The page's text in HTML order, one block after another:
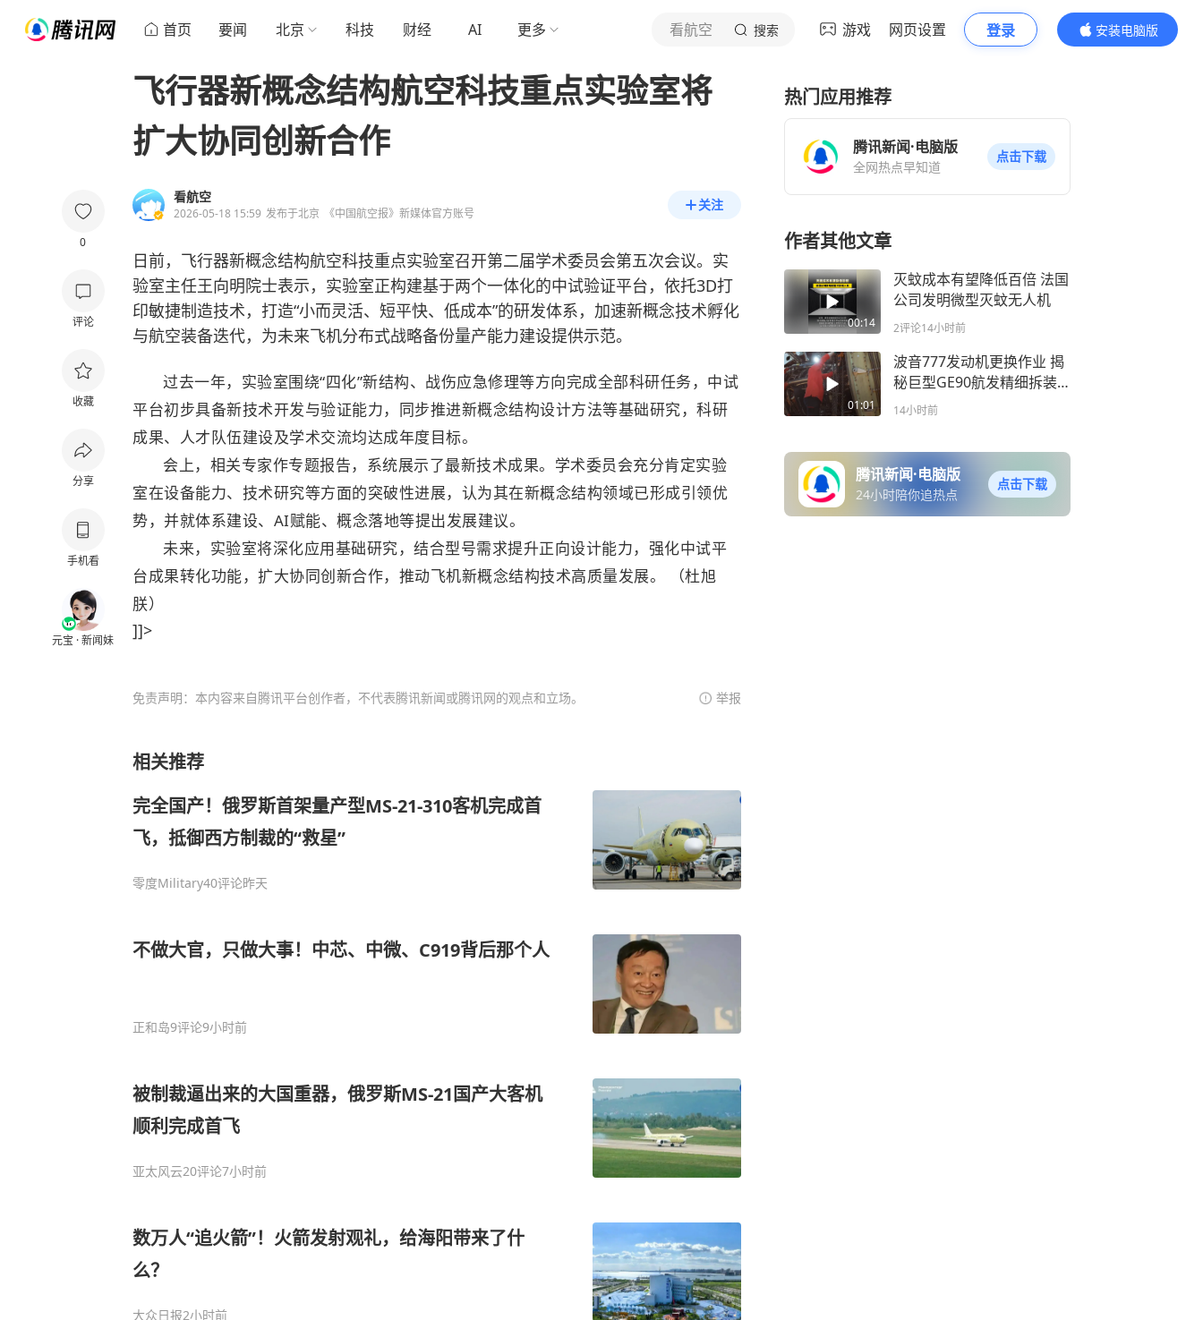
首页 要闻 北京 科技 财经 AI 更多 看航空 搜索 游戏 网页设置 登录
安装电脑版
内容更精彩
0
评论
收藏
分享
手机看
元宝 · 新闻妹
飞行器新概念结构航空科技重点实验室将
扩大协同创新合作
看航空
2026-05-18 15:59 发布于北京 《中国航空报》新媒体官方账号
关注
日前，飞行器新概念结构航空科技重点实验室召开第二届学术委员会第五次会议。实
验室主任王向明院士表示，实验室正构建基于两个一体化的中试验证平台，依托3D打
印敏捷制造技术，打造“小而灵活、短平快、低成本”的研发体系，加速新概念技术孵化
与航空装备迭代，为未来飞机分布式战略备份量产能力建设提供示范。
过去一年，实验室围绕“四化”新结构、战伤应急修理等方向完成全部科研任务，中试
平台初步具备新技术开发与验证能力，同步推进新概念结构设计方法等基础研究，科研
成果、人才队伍建设及学术交流均达成年度目标。
会上，相关专家作专题报告，系统展示了最新技术成果。学术委员会充分肯定实验
室在设备能力、技术研究等方面的突破性进展，认为其在新概念结构领域已形成引领优
势，并就体系建设、AI赋能、概念落地等提出发展建议。
未来，实验室将深化应用基础研究，结合型号需求提升正向设计能力，强化中试平
台成果转化功能，扩大协同创新合作，推动飞机新概念结构技术高质量发展。 （杜旭
朕）
]]>
免责声明：本内容来自腾讯平台创作者，不代表腾讯新闻或腾讯网的观点和立场。 举报
相关推荐
完全国产！俄罗斯首架量产型MS-21-310客机完成首
飞，抵御西方制裁的“救星”
零度Military40评论昨天
不做大官，只做大事！中芯、中微、C919背后那个人
正和岛9评论9小时前
被制裁逼出来的大国重器，俄罗斯MS‑21国产大客机
顺利完成首飞
亚太风云20评论7小时前
数万人“追火箭”！火箭发射观礼，给海阳带来了什
么？
大众日报2小时前
热门应用推荐
腾讯新闻·电脑版
全网热点早知道
点击下载
作者其他文章
00:14
灭蚊成本有望降低百倍 法国
公司发明微型灭蚊无人机
2评论14小时前
01:01
波音777发动机更换作业 揭
秘巨型GE90航发精细拆装
流程
14小时前
腾讯新闻·电脑版
24小时陪你追热点
点击下载